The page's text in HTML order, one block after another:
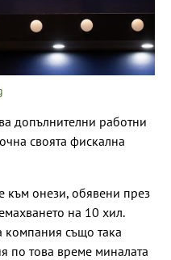
допълнителни работни
своята фискална
към онези, обявени през
на 10 хил.
компания също така
по това време миналата